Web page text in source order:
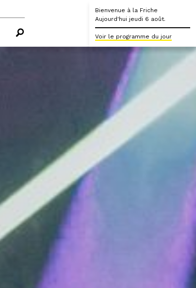
Bienvenue à la Friche
Aujourd'hui jeudi 6 août.
Voir le programme du jour